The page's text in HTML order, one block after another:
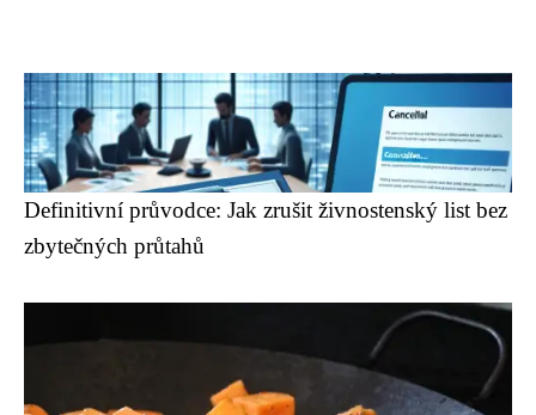
Definitivní průvodce: Jak zrušit živnostenský list bez
zbytečných průtahů